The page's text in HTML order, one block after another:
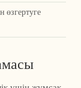
өзгертуге